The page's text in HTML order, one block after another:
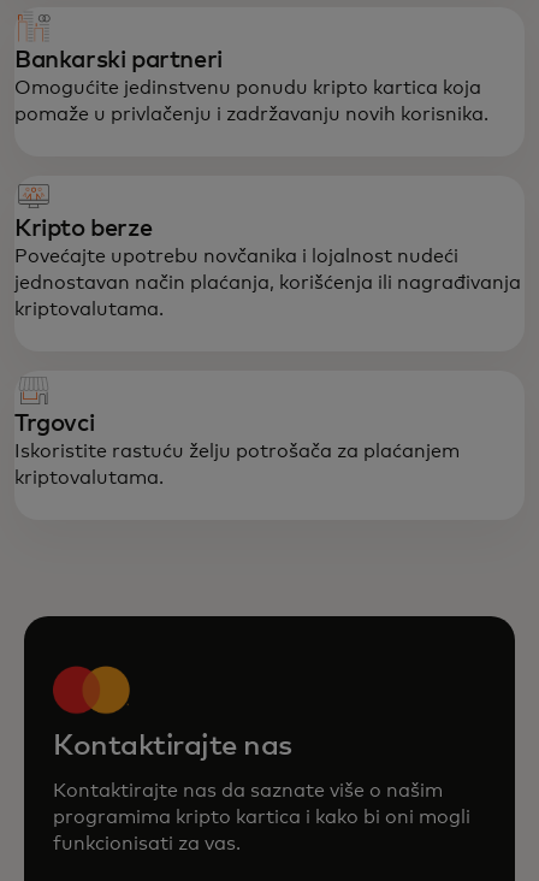
Bankarski partneri
Omogućite jedinstvenu ponudu kripto kartica koja
pomaže u privlačenju i zadržavanju novih korisnika.
Kripto berze
Povećajte upotrebu novčanika i lojalnost nudeći
jednostavan način plaćanja, korišćenja ili nagrađivanja
kriptovalutama.
Trgovci
Iskoristite rastuću želju potrošača za plaćanjem
kriptovalutama.
Kontaktirajte nas
Kontaktirajte nas da saznate više o našim
programima kripto kartica i kako bi oni mogli
funkcionisati za vas.